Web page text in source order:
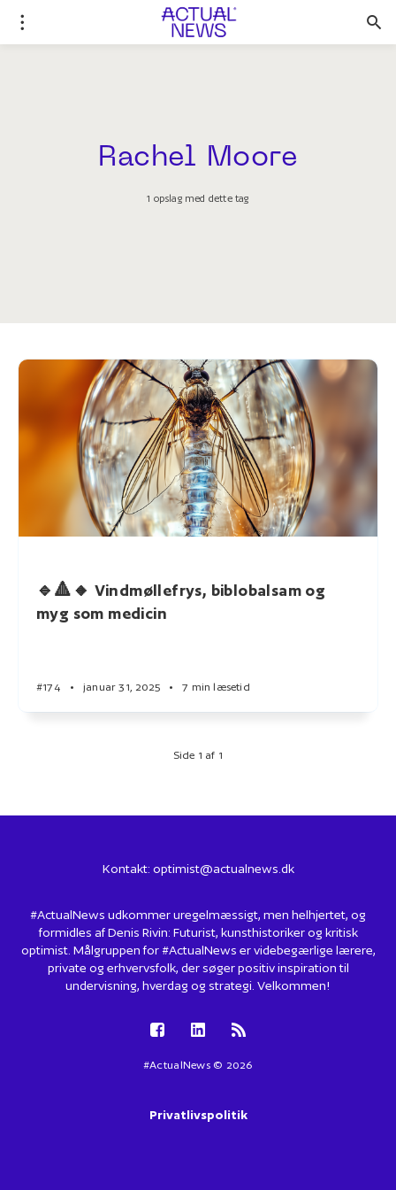
Rachel Moore
1 opslag med dette tag
🔹🔺🔸 Vindmøllefrys, biblobalsam og
myg som medicin
#174 • januar 31, 2025 • 7 min læsetid
Side 1 af 1
Kontakt: optimist@actualnews.dk
#ActualNews udkommer uregelmæssigt, men helhjertet, og
formidles af Denis Rivin: Futurist, kunsthistoriker og kritisk
optimist. Målgruppen for #ActualNews er videbegærlige lærere,
private og erhvervsfolk, der søger positiv inspiration til
undervisning, hverdag og strategi. Velkommen!
#ActualNews © 2026
Privatlivspolitik